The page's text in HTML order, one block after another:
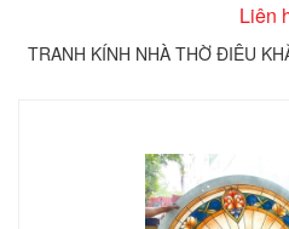
Liên
TRANH KÍNH NHÀ THỜ ĐIÊU